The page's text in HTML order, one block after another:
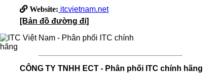
Website: itcvietnam.net
[Bản đồ đường đi]
CÔNG TY TNHH ECT - Phân phối ITC chính hãng